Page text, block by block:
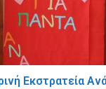
Εκστρατεία